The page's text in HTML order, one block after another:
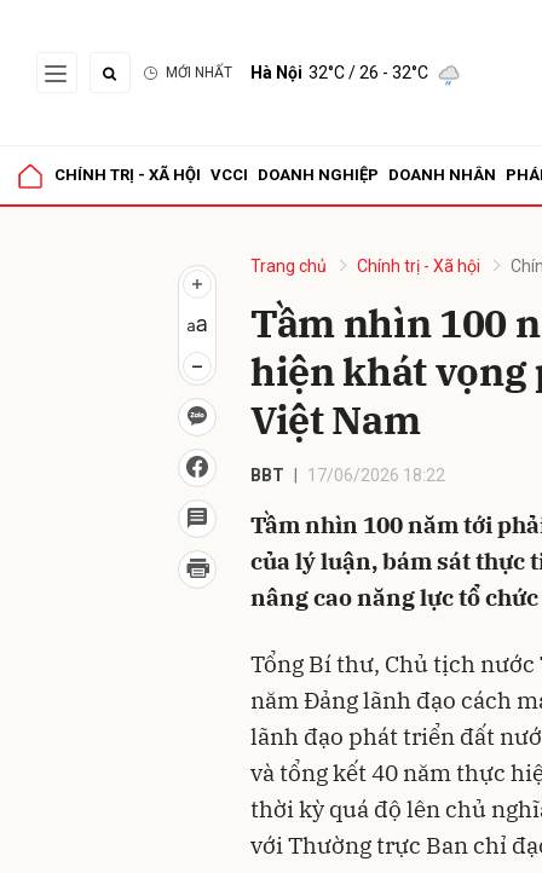
MỚI NHẤT Hà Nội 32°C/ 26 - 32°C
CHÍNH TRỊ - XÃ HỘI VCCI DOANH NGHIỆP DOANH NHÂN
Trang chủ Chính trị - Xã hội
Tầm nhìn 100
hiện khát vọng
Việt Nam
BBT 17/06/2026 18:22
Tầm nhìn 100 năm tới
của lý luận, bám sát thực
nâng cao năng lực tổ
Tổng Bí thư, Chủ tịch nước
năm Đảng lãnh đạo cách
lãnh đạo phát triển đất
và tổng kết 40 năm thực
thời kỳ quá độ lên chủ
với Thường trực Ban chỉ